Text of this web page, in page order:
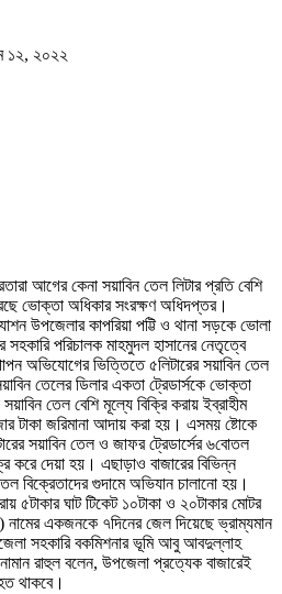
১২, ২০২২
আগের কেনা সয়াবিন তেল লিটার প্রতি বেশি
ভোক্তা অধিকার সংরক্ষণ অধিদপ্তর।
উপজেলার কাপরিয়া পট্টি ও থানা সড়কে ভোলা
পরিচালক মাহমুদল হাসানের নেতৃত্বে
অভিযোগের ভিত্তিতে ৫লিটারের সয়াবিন তেল
তেলের ডিলার একতা ট্রেডার্সকে ভোক্তা
তেল বেশি মূল্যে বিক্রি করায় ইব্রাহীম
টাকা জরিমানা আদায় করা হয়। এসময় ষ্টোকে
সয়াবিন তেল ও জাফর ট্রেডার্সের ৬বোতল
করে দেয়া হয়। এছাড়াও বাজারের বিভিন্ন
বিক্রেতাদের গুদামে অভিযান চালানো হয়।
৫টাকার ঘাট টিকেট ১০টাকা ও ২০টাকার মোটর
একজনকে ৭দিনের জেল দিয়েছে ভ্রাম্যমান
সহকারি বকমিশনার ভূমি আবু আবদুল্লাহ
রাহুল বলেন, উপজেলা প্রত্যেক বাজারেই
থাকবে।